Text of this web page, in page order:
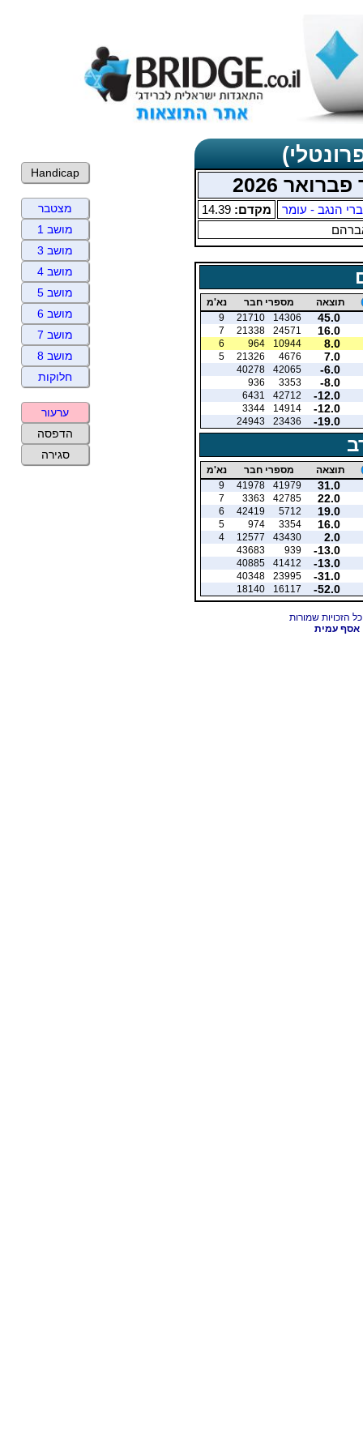
2026
הנגב - עומר מקדם: 14.39
תוצאה מספרי חבר נא'מ
45.0
14306
21710
9
16.0
24571
21338
7
8.0
10944
964
6
7.0
4676
21326
5
-6.0
42065
40278
-8.0
3353
936
-12.0
42712
6431
-12.0
14914
3344
-19.0
23436
24943
תוצאה מספרי חבר נא'מ
31.0
41979
41978
9
22.0
42785
3363
7
19.0
5712
42419
6
16.0
3354
974
5
2.0
43430
12577
4
-13.0
939
43683
-13.0
41412
40885
-31.0
23995
40348
-52.0
16117
18140
אסף עמית
Handicap
מצטבר
מושב 1
מושב 3
מושב 4
מושב 5
מושב 6
מושב 7
מושב 8
חלוקות
ערעור
הדפסה
סגירה